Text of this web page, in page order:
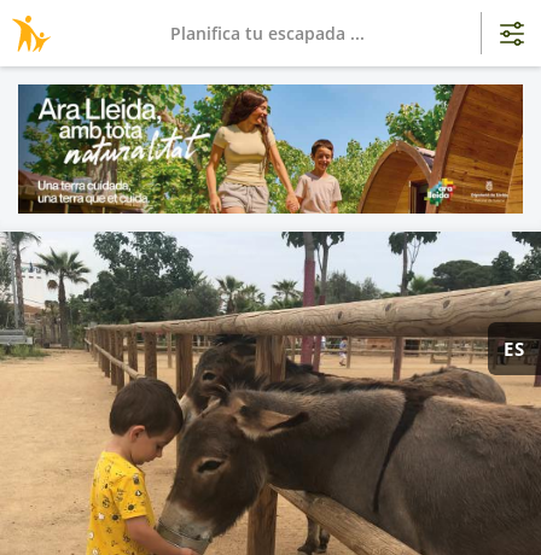
ES
Planifica tu escapada ...